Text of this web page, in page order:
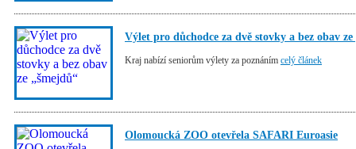
Výlet pro důchodce za dvě stovky a bez obav ze
Kraj nabízí seniorům výlety za poznáním celý článek
Olomoucká ZOO otevřela SAFARI Euroasie